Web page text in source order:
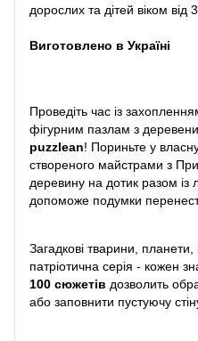
дорослих та дітей віком від
Виготовлено в Україні
Проведіть час із
фігурним пазлам з
puzzlean! Пориньте у
створеного майстрами з
деревину на дотик разом
допоможе подумки
Загадкові тварини,
патріотична серія - кожен
100 сюжетів дозволить
або заповнити пустуючу